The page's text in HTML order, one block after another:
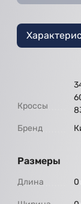
Кроссы
Бренд
Размеры
Длина 0